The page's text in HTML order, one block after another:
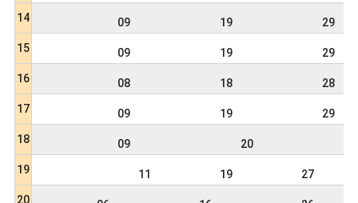
14
09 19
29
15
09 19
29
16
08 18
28
17
09 19
29
18
09
20
19
11 19
27
20